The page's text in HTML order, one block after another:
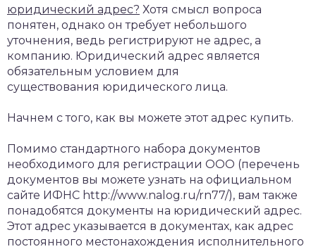
юридический адрес? Хотя смысл вопроса
понятен, однако он требует небольшого
уточнения, ведь регистрируют не адрес, а
компанию. Юридический адрес является
обязательным условием для
существования юридического лица.
Начнем с того, как вы можете этот адрес купить.
Помимо стандартного набора документов
необходимого для регистрации ООО (перечень
документов вы можете узнать на официальном
сайте ИФНС http://www.nalog.ru/rn77/), вам также
понадобятся документы на юридический адрес.
Этот адрес указывается в документах, как адрес
постоянного местонахождения исполнительного